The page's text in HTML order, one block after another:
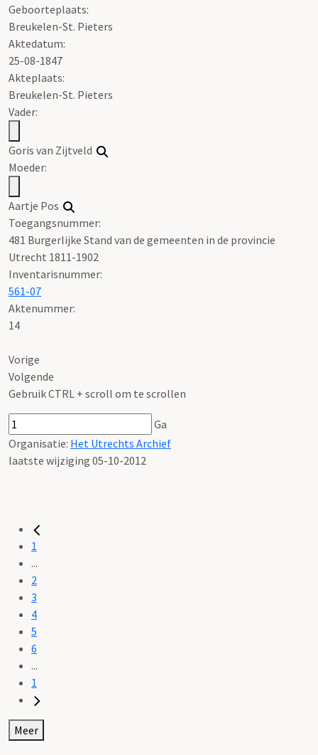
Geboorteplaats:
Breukelen-St. Pieters
Aktedatum:
25-08-1847
Akteplaats:
Breukelen-St. Pieters
Vader:
Goris van Zijtveld
Moeder:
Aartje Pos
Toegangsnummer:
481 Burgerlijke Stand van de gemeenten in de provincie
Utrecht 1811-1902
Inventarisnummer:
561-07
Aktenummer:
14
Vorige
Volgende
Gebruik CTRL + scroll om te scrollen
Ga
Organisatie: Het Utrechts Archief
laatste wijziging 05-10-2012
1
...
2
3
4
5
6
...
1
Meer